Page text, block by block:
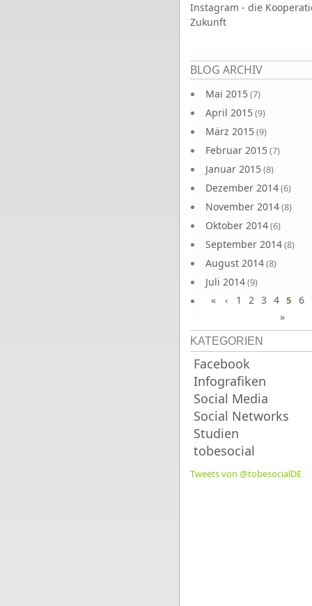
Instagram - die
Zukunft
BLOG ARCHIV
Mai 2015(7)
April 2015(9)
März 2015(9)
Februar 2015(7)
Januar 2015(8)
Dezember 2014(6)
November 2014(8)
Oktober 2014(6)
September 2014(8)
August 2014(8)
Juli 2014(9)
Juni 2014(8)
Seiten
« ‹ 1 2 3 4 5 6
»
KATEGORIEN
Facebook
Infografiken
Social Media
Social Networks
Studien
tobesocial
Tweets von @tobesocialDE